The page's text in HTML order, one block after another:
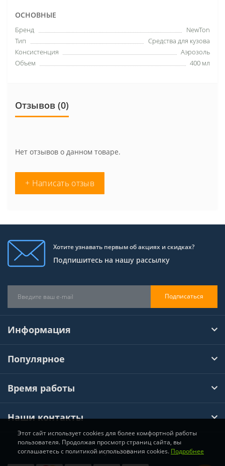
ОСНОВНЫЕ
Бренд
NewTon
Тип
Средства для кузова
Консистенция
Аэрозоль
Объем
400 мл
Отзывов (0)
Нет отзывов о данном товаре.
+ Написать отзыв
Хотите узнавать первым об акциях и скидках?
Подпишитесь на нашу рассылку
Подписаться
Информация
Популярное
Время работы
Наши контакты
Хімтул © 2026
Этот сайт использует cookies для более комфортной работы
пользователя. Продолжая просмотр страниц сайта, вы
соглашаетесь с политикой использования cookies. Подробнее